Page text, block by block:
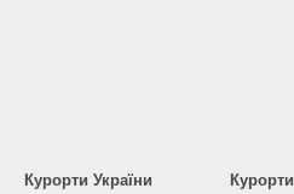
Курорти України